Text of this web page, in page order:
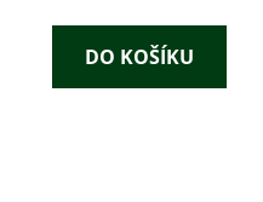
DO KOŠÍKU